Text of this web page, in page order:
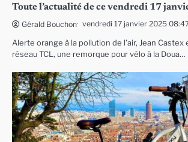
Toute l’actualité de ce vendredi 17
Gérald Bouchon vendredi 17 janvier 2025
Alerte orange à la pollution de l’air, Jean Castex
réseau TCL, une remorque pour vélo à la Doua…